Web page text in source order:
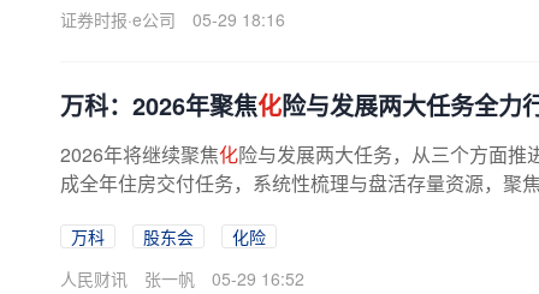
证券时报·e公司
05-29 18:16
万科：2026年聚焦化险与发展两大任务全力
2026年将继续聚焦化险与发展两大任务，从三个方面推
成全年住房交付任务，系统性梳理与盘活存量资源，聚
万科 股东会
化险
人民财讯
张一帆 05-29 16:52